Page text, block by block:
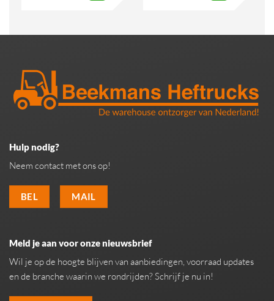
Hulp nodig?
Neem contact met ons op!
BEL MAIL
Meld je aan voor onze nieuwsbrief
Wil je op de hoogte blijven van aanbiedingen, voorraad updates
en de branche waarin we rondrijden? Schrijf je nu in!